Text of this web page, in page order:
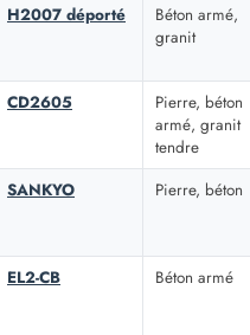
H2007 déporté
Béton armé,
granit
CD2605
Pierre, béton
armé, granit
tendre
SANKYO Pierre, béton
EL2-CB Béton armé